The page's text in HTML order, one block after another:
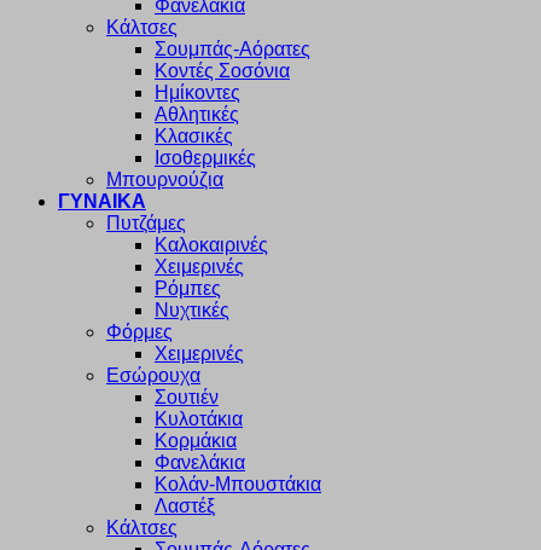
Φανελάκια
Κάλτσες
Σουμπάς-Αόρατες
Κοντές Σοσόνια
Ημίκοντες
Αθλητικές
Κλασικές
Ισοθερμικές
Μπουρνούζια
ΓΥΝΑΙΚΑ
Πυτζάμες
Καλοκαιρινές
Χειμερινές
Ρόμπες
Νυχτικές
Φόρμες
Χειμερινές
Εσώρουχα
Σουτιέν
Κυλοτάκια
Κορμάκια
Φανελάκια
Κολάν-Μπουστάκια
Λαστέξ
Κάλτσες